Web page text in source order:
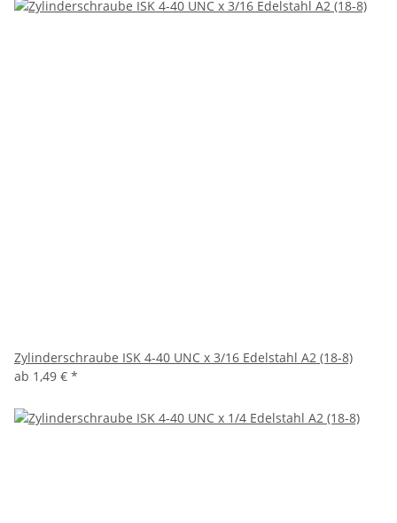
Zylinderschraube ISK 4-40 UNC x 3/16 Edelstahl A2 (18-8)
ab 1,49 € *